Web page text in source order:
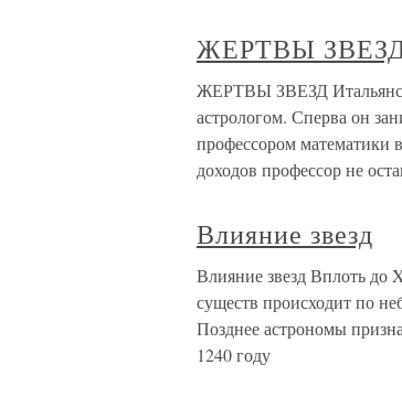
ЖЕРТВЫ
ЖЕРТВЫ ЗВЕЗД
астрологом. Сперва он
профессором математики
доходов профессор не
Влияние звезд
Влияние звезд Вплоть до
существ происходит по
Позднее астрономы
1240 году